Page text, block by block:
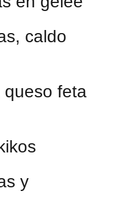
caldo
queso feta
y